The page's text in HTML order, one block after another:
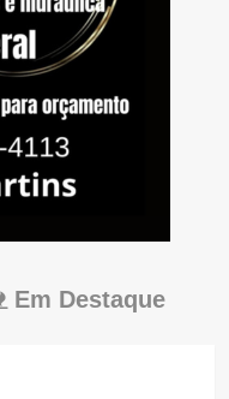
Em Destaque